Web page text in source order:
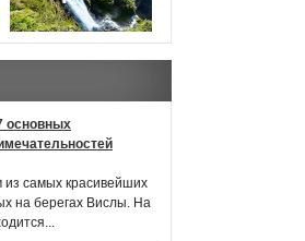
основных
из самых красивейших
на берегах Вислы. На